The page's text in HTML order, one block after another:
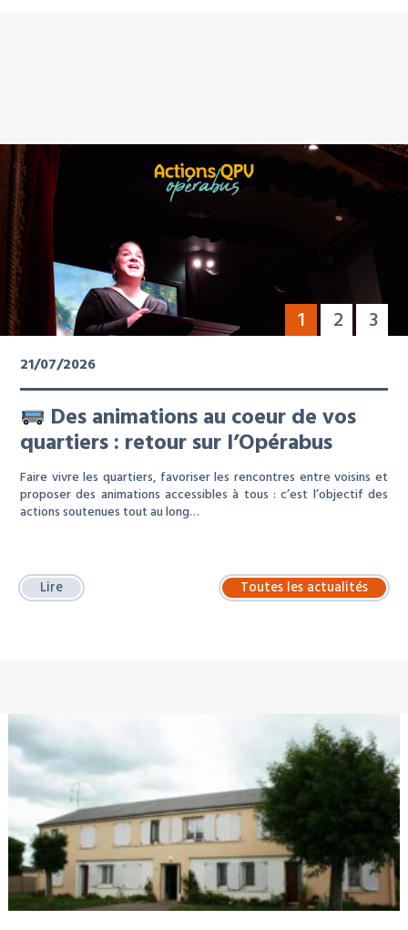
1 2 3
21/07/2026
Des animations au coeur de vos
quartiers : retour sur l’Opérabus
Faire vivre les quartiers, favoriser les rencontres entre voisins et
proposer des animations accessibles à tous : c’est l’objectif des
actions soutenues tout au long…
Lire Toutes les actualités